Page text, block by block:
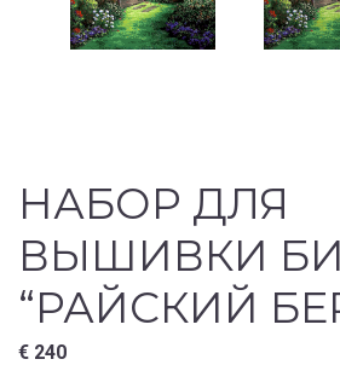
НАБОР ДЛЯ
ВЫШИВКИ
“РАЙСКИЙ
€ 240